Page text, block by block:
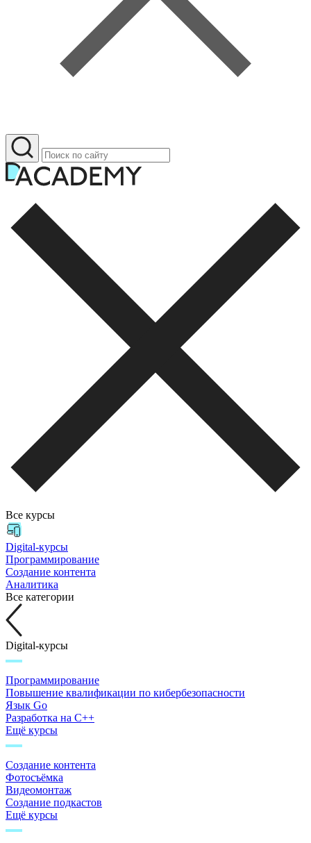
Все курсы
Digital-курсы
Программирование
Создание контента
Аналитика
Все категории
Digital-курсы
Программирование
Повышение квалификации по кибербезопасности
Язык Go
Разработка на C++
Ещё курсы
Создание контента
Фотосъёмка
Видеомонтаж
Создание подкастов
Ещё курсы